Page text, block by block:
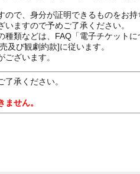
で、身分が証明できるものをお持
ますので予めご了承ください。
類などは、FAQ「電子チケット
び観劇約款]に従います。
ざいます。
承ください。
せん。